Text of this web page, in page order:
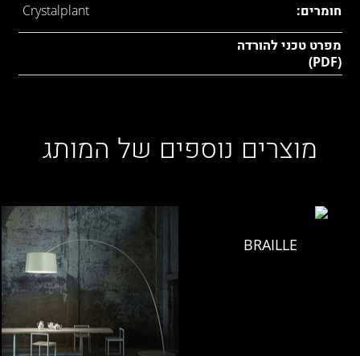
חומרים:
Crystalplant
מפרט טכני להורדה
(PDF)
מוצרים נוספים של המותג
BRAILLE